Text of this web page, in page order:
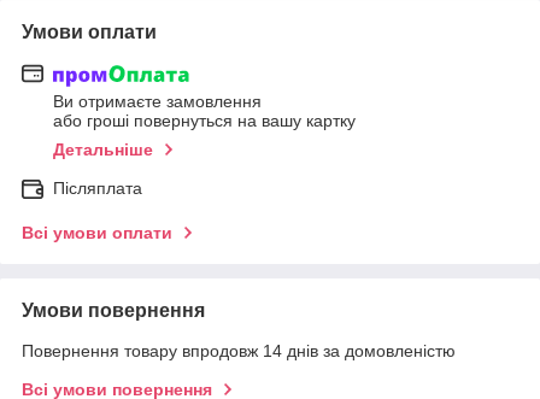
Умови оплати
Ви отримаєте замовлення
або гроші повернуться на вашу картку
Детальніше
Післяплата
Всі умови оплати
Умови повернення
Повернення товару впродовж 14 днів за домовленістю
Всі умови повернення